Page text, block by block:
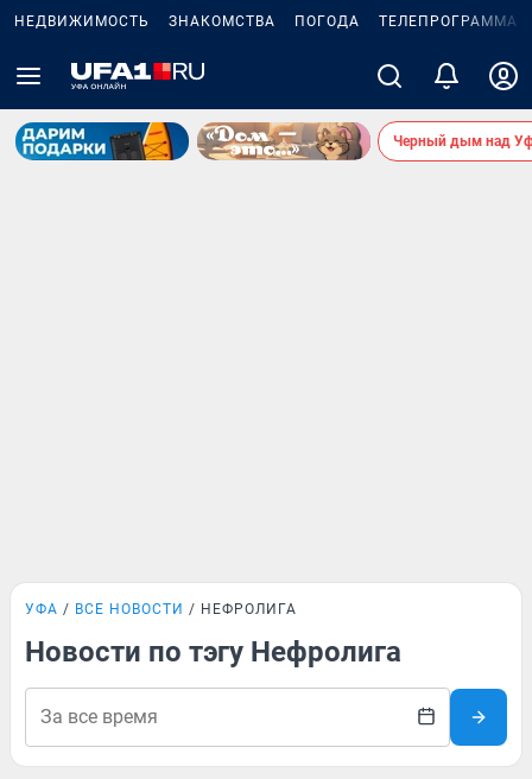
НЕДВИЖИМОСТЬ ЗНАКОМСТВА ПОГОДА ТЕЛЕПРОГРАММА
Черный дым над
УФА ВСЕ НОВОСТИ НЕФРОЛИГА
Новости по тэгу Нефролига